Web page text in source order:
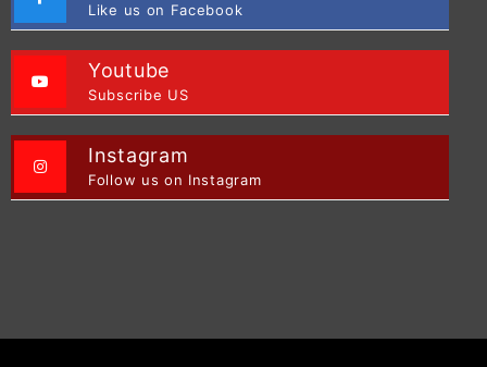
Like us on Facebook
Youtube
Subscribe US
Instagram
Follow us on Instagram